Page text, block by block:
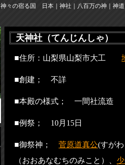
神々の宿る国 日本｜神社｜八百万の神｜神
天神社（てんじんしゃ）
■住所：山梨県山梨市大工
■創建； 不詳
■本殿の様式； 一間社流造
■例祭； 10月15日
■御祭神； 菅原道真公(すが
（おおあなむちのみこと）、